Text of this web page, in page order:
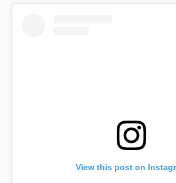
View this post on